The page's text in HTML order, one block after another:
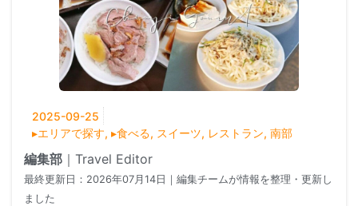
2025-09-25
▸エリアで探す, ▸食べる, スイーツ, レストラン, 南部
編集部 ｜ Travel Editor
最終更新日： 2026年07月14日 ｜編集チームが情報を整理・更新し
ました